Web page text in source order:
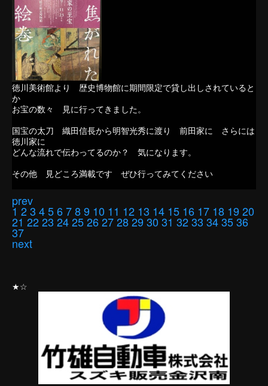
徳川美術館より 歴史博物館に期間限定で貸し出しされていると
か
お宝の数々 見に行ってきました。
国宝の太刀 織田信長から明智光秀に渡り 前田家に さらには
徳川家に
どんな流れで伝わってるのか？ 気になります。
その他 見どころ満載です ぜひ行ってみてください
prev
1 23 456789 10 11 12 13 14 15 16 17 18 1920
21 2223 24252627282930 31 3233 343536
37
next
★☆